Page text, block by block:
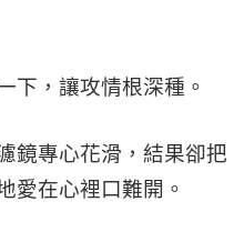
下，讓攻情根深種。
鏡專心花滑，結果卻把
愛在心裡口難開。